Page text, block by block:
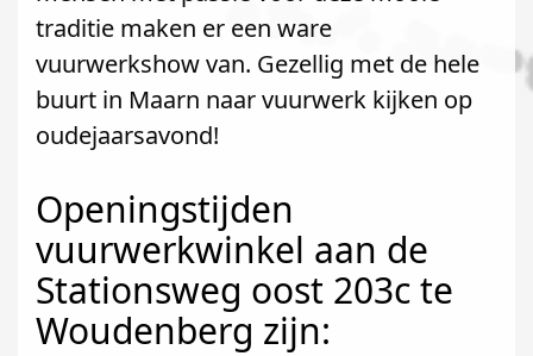
traditie maken er een ware
vuurwerkshow van. Gezellig met de hele
buurt in Maarn naar vuurwerk kijken op
oudejaarsavond!
Openingstijden
vuurwerkwinkel aan de
Stationsweg oost 203c te
Woudenberg zijn: